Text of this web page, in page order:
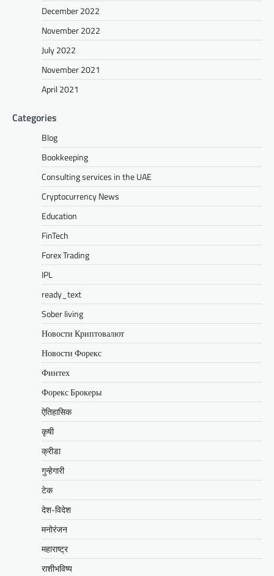
December 2022
November 2022
July 2022
November 2021
April 2021
Categories
Blog
Bookkeeping
Consulting services in the UAE
Cryptocurrency News
Education
FinTech
Forex Trading
IPL
ready_text
Sober living
Новости Криптовалют
Новости Форекс
Финтех
Форекс Брокеры
ऐतिहासिक
कृषी
क्रीडा
गुन्हेगारी
टेक
देश-विदेश
मनोरंजन
महाराष्ट्र
राशीभविष्य